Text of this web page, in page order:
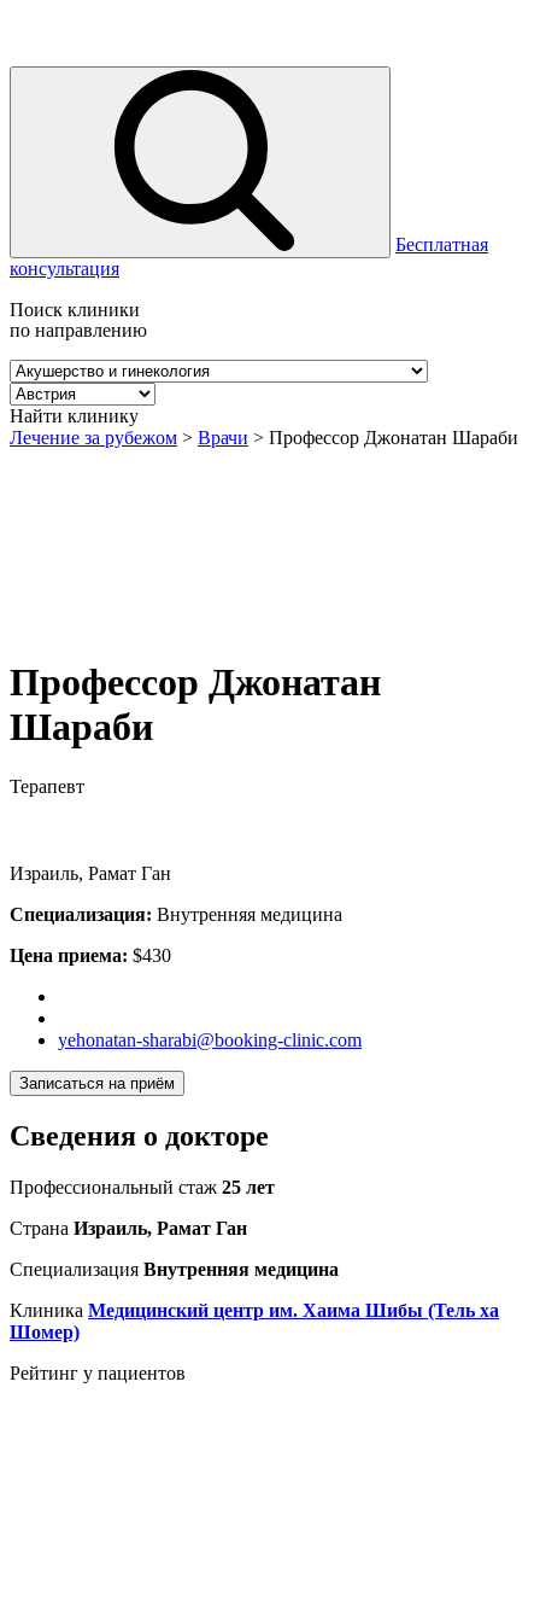
Бесплатная
консультация
Поиск клиники
по направлению
Найти клинику
Лечение за рубежом > Врачи > Профессор Джонатан Шараби
Профессор Джонатан
Шараби
Терапевт
Израиль, Рамат Ган
Специализация: Внутренняя медицина
Цена приема: $430
yehonatan-sharabi@booking-clinic.com
Записаться на приём
Сведения о докторе
Профессиональный стаж 25 лет
Страна Израиль, Рамат Ган
Специализация Внутренняя медицина
Клиника Медицинский центр им. Хаима Шибы (Тель ха
Шомер)
Рейтинг у пациентов